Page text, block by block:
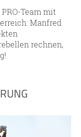
Team mit
Manfred
rechnen,